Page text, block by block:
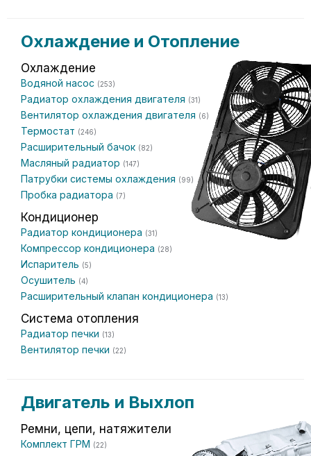
Охлаждение и Отопление
Охлаждение
Водяной насос (253)
Радиатор охлаждения двигателя (31)
Вентилятор охлаждения двигателя (6)
Термостат (246)
Расширительный бачок (82)
Масляный радиатор (147)
Патрубки системы охлаждения (99)
Пробка радиатора (7)
Кондиционер
Радиатор кондиционера (31)
Компрессор кондиционера (28)
Испаритель (5)
Осушитель (4)
Расширительный клапан кондиционера (13)
Система отопления
Радиатор печки (13)
Вентилятор печки (22)
Двигатель и Выхлоп
Ремни, цепи, натяжители
Комплект ГРМ (22)